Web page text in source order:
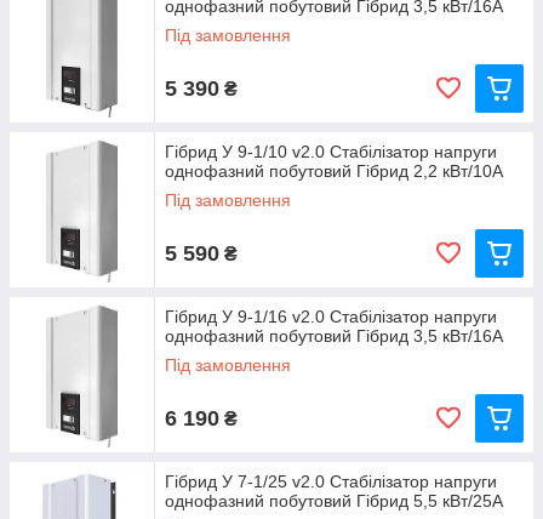
однофазний побутовий Гібрид 3,5 кВт/16А
Під замовлення
5 390 ₴
Гібрид У 9-1/10 v2.0 Стабілізатор напруги
однофазний побутовий Гібрид 2,2 кВт/10А
Під замовлення
5 590 ₴
Гібрид У 9-1/16 v2.0 Стабілізатор напруги
однофазний побутовий Гібрид 3,5 кВт/16А
Під замовлення
6 190 ₴
Гібрид У 7-1/25 v2.0 Стабілізатор напруги
однофазний побутовий Гібрид 5,5 кВт/25А